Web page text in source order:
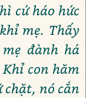
cứ háo hức
mẹ. Thấy
đành há
con hăm
chặt, nó cắn